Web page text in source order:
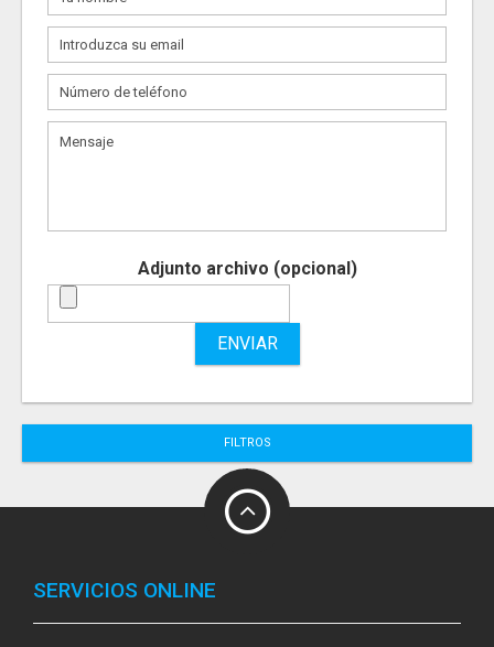
Adjunto archivo (opcional)
ENVIAR
FILTROS
SERVICIOS ONLINE